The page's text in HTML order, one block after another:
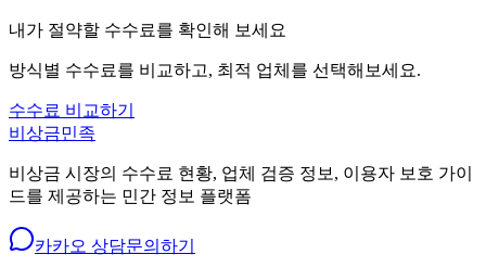
내가 절약할 수수료를 확인해 보세요
방식별 수수료를 비교하고, 최적 업체를 선택해보세요.
수수료 비교하기
비상금민족
비상금 시장의 수수료 현황, 업체 검증 정보, 이용자 보호 가이
드를 제공하는 민간 정보 플랫폼
카카오 상담문의하기